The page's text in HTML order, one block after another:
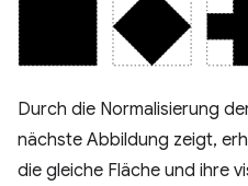
Durch die Normalisierung
nächste Abbildung zeigt,
die gleiche Fläche und ihre